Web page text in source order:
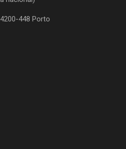
448 Porto